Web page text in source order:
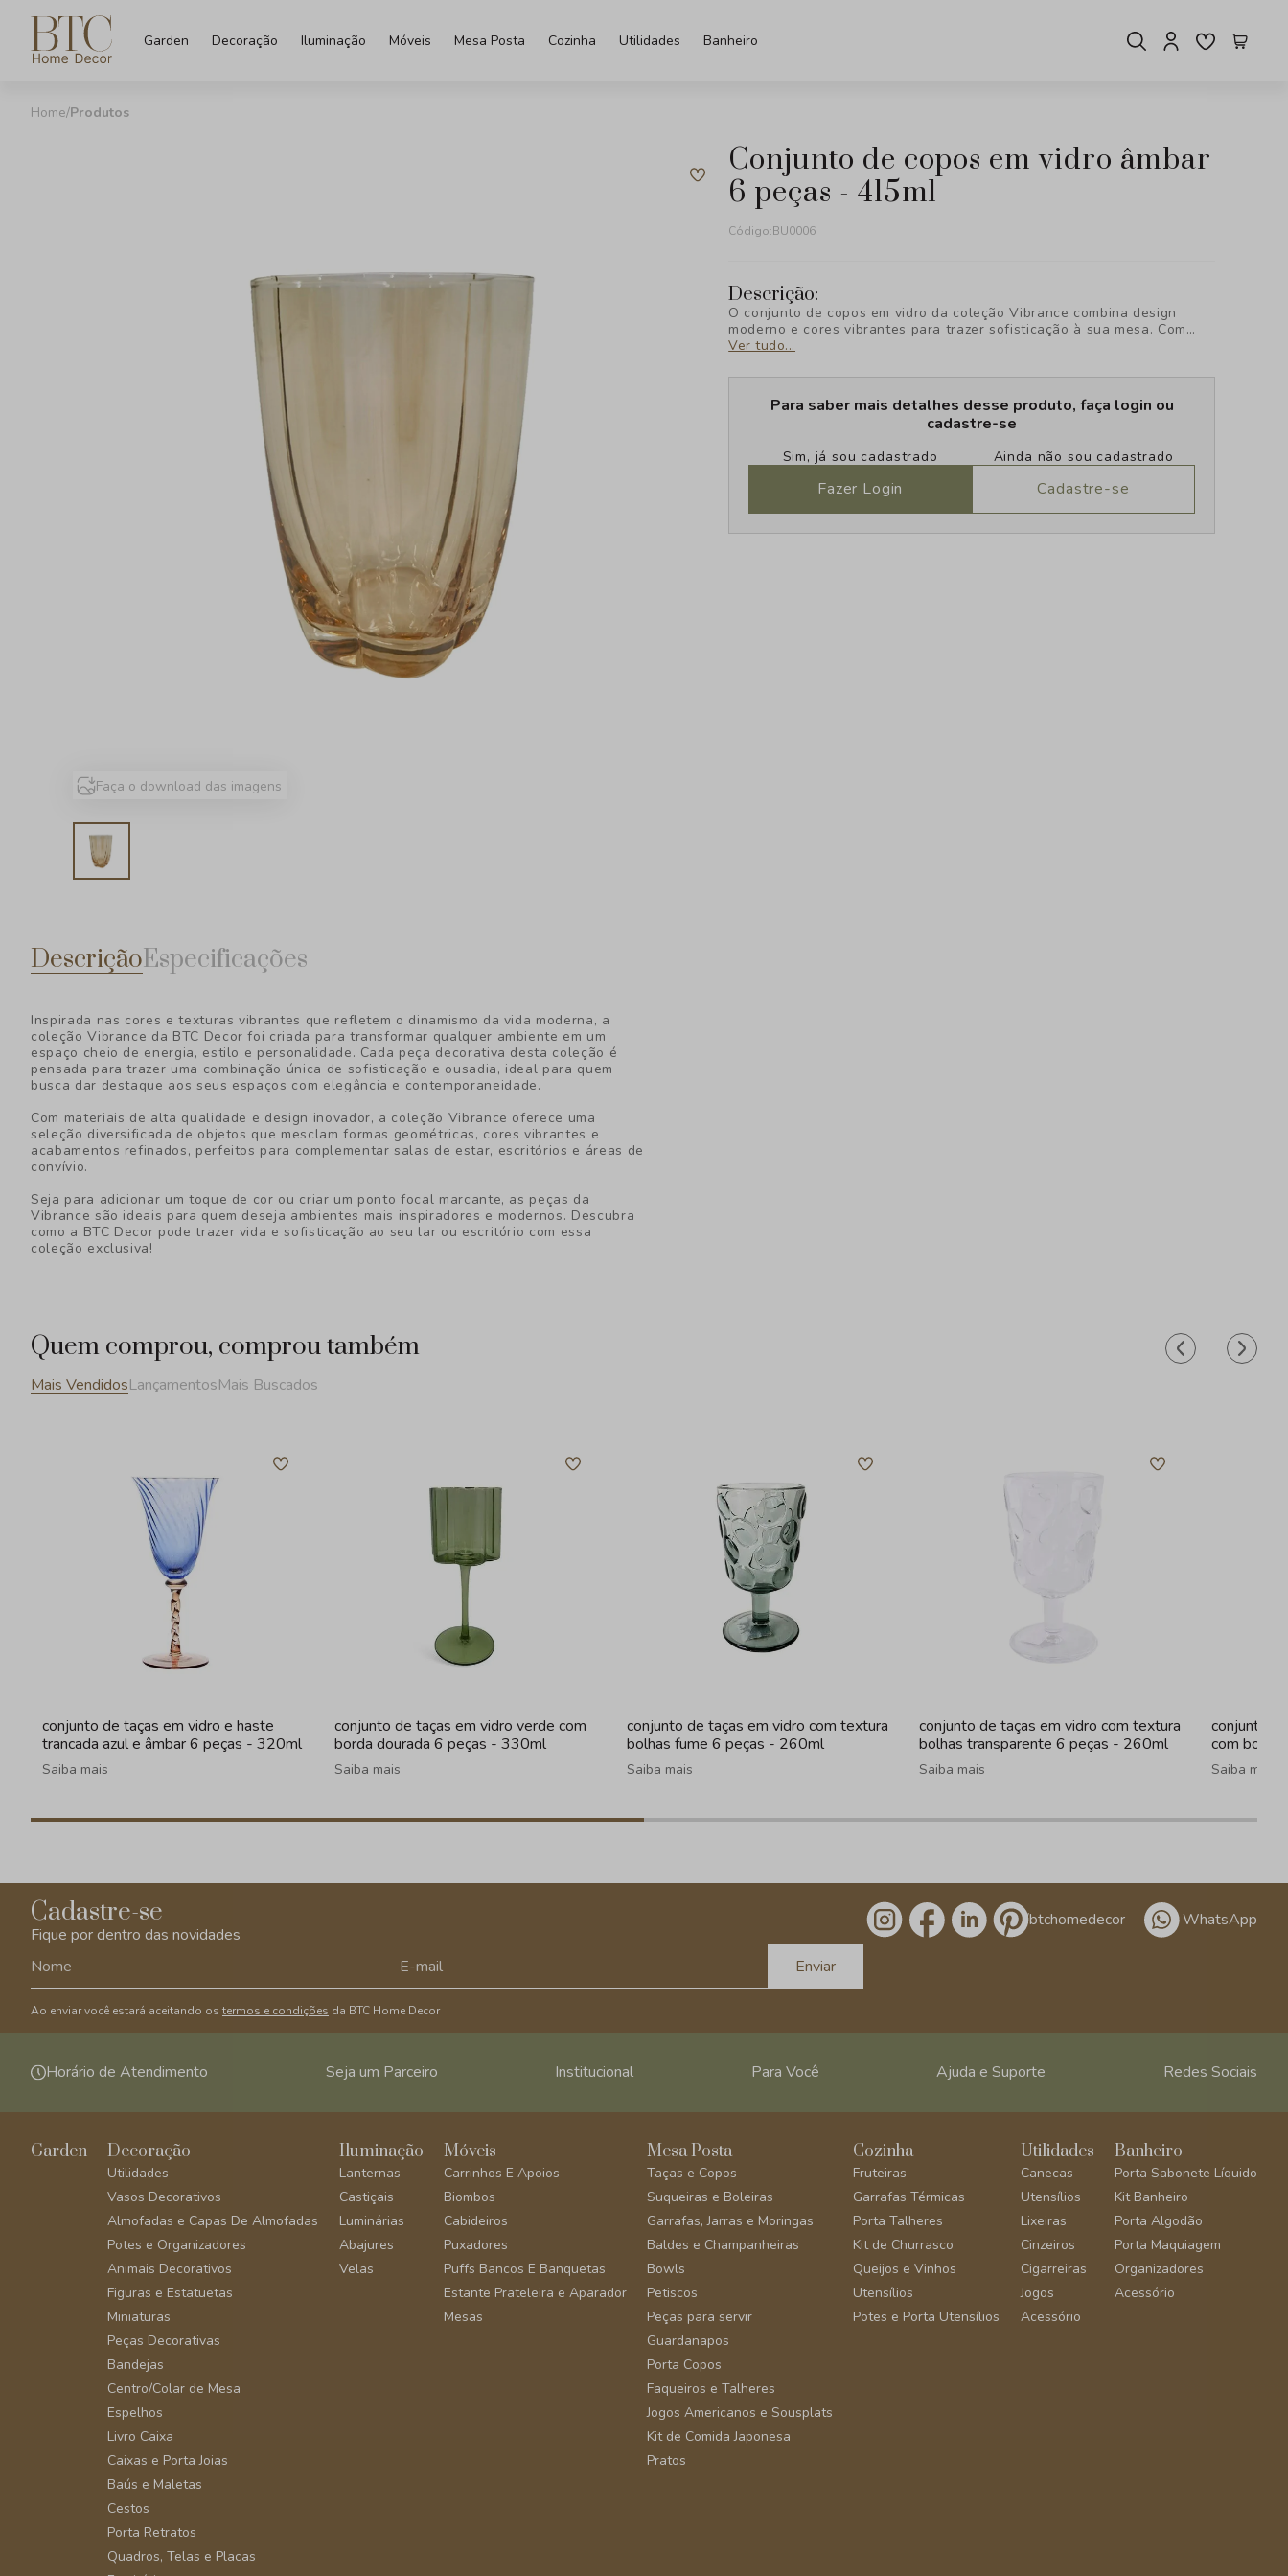
Garden Decoração Iluminação Móveis Mesa Posta Cozinha Utilidades Banheiro
Produtos
Faça o download das imagens
conjunto de copos em vidro âmbar
6 peças - 415ml
Código:BU0006
Descrição:
O conjunto de copos em vidro da coleção Vibrance combina design
moderno e cores vibrantes para trazer sofisticação à sua mesa. Com
acabamento refinado e estilo contemporâneo, esses copos são ideais
Ver tudo...
Para saber mais detalhes desse produto, faça login ou
cadastre-se
Sim, já sou cadastrado
Fazer Login
Ainda não sou cadastrado
Cadastre-se
DescriçãoEspecificações
Inspirada nas cores e texturas vibrantes que refletem o dinamismo da vida moderna, a
coleção Vibrance da BTC Decor foi criada para transformar qualquer ambiente em um
espaço cheio de energia, estilo e personalidade. Cada peça decorativa desta coleção é
pensada para trazer uma combinação única de sofisticação e ousadia, ideal para quem
busca dar destaque aos seus espaços com elegância e contemporaneidade.
Com materiais de alta qualidade e design inovador, a coleção Vibrance oferece uma
seleção diversificada de objetos que mesclam formas geométricas, cores vibrantes e
acabamentos refinados, perfeitos para complementar salas de estar, escritórios e áreas de
convívio.
Seja para adicionar um toque de cor ou criar um ponto focal marcante, as peças da
Vibrance são ideais para quem deseja ambientes mais inspiradores e modernos. Descubra
como a BTC Decor pode trazer vida e sofisticação ao seu lar ou escritório com essa
coleção exclusiva!
Quem comprou, comprou também
Mais VendidosLançamentosMais Buscados
conjunto de taças em vidro e haste
trancada azul e âmbar 6 peças - 320ml
Saiba mais
conjunto de taças em vidro verde com
borda dourada 6 peças - 330ml
Saiba mais
conjunto de taças em vidro com textura
bolhas fume 6 peças - 260ml
Saiba mais
conjunto de taças em vidro com textura
bolhas transparente 6 peças - 260ml
Saiba mais
conjunto
com borda
Saiba mais
Cadastre-se
Fique por dentro das novidades
Enviar
Ao enviar você estará aceitando os termos e condições da BTC Home Decor
/btchomedecor WhatsApp
Horário de Atendimento Seja um Parceiro Institucional Para Você Ajuda e Suporte Redes Sociais
Garden Decoração
Utilidades
Vasos Decorativos
Almofadas e Capas De Almofadas
Potes e Organizadores
Animais Decorativos
Figuras e Estatuetas
Miniaturas
Peças Decorativas
Bandejas
Centro/Colar de Mesa
Espelhos
Livro Caixa
Caixas e Porta Joias
Baús e Maletas
Cestos
Porta Retratos
Quadros, Telas e Placas
Iluminação
Lanternas
Castiçais
Luminárias
Abajures
Velas
Móveis
Carrinhos E Apoios
Biombos
Cabideiros
Puxadores
Puffs Bancos E Banquetas
Estante Prateleira e Aparador
Mesas
Mesa Posta
Taças e Copos
Suqueiras e Boleiras
Garrafas, Jarras e Moringas
Baldes e Champanheiras
Bowls
Petiscos
Peças para servir
Guardanapos
Porta Copos
Faqueiros e Talheres
Jogos Americanos e Sousplats
Kit de Comida Japonesa
Pratos
Cozinha
Fruteiras
Garrafas Térmicas
Porta Talheres
Kit de Churrasco
Queijos e Vinhos
Utensílios
Potes e Porta Utensílios
Utilidades
Canecas
Utensílios
Lixeiras
Cinzeiros
Cigarreiras
Jogos
Acessório
Banheiro
Porta Sabonete Líquido
Kit Banheiro
Porta Algodão
Porta Maquiagem
Organizadores
Acessório